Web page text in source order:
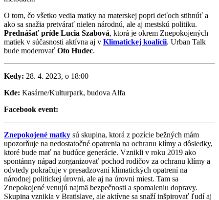
O tom, čo všetko vedia matky na materskej popri deťoch stihnúť a
ako sa snažia pretvárať nielen národnú, ale aj mestskú politiku.
Prednášať príde Lucia Szabová, ktorá je okrem Znepokojených
matiek v súčasnosti aktívna aj v Klimatickej koalícii. Urban Talk
bude moderovať Oto Hudec.
Kedy: 28. 4. 2023, o 18:00
Kde: Kasárne/Kulturpark, budova Alfa
Facebook event:
Znepokojené matky sú skupina, ktorá z pozície bežných mám
upozorňuje na nedostatočné opatrenia na ochranu klímy a dôsledky,
ktoré bude mať na budúce generácie. Vznikli v roku 2019 ako
spontánny nápad zorganizovať pochod rodičov za ochranu klímy a
odvtedy pokračuje v presadzovaní klimatických opatrení na
národnej politickej úrovni, ale aj na úrovni miest. Tam sa
Znepokojené venujú najmä bezpečnosti a spomaleniu dopravy.
Skupina vznikla v Bratislave, ale aktívne sa snaží inšpirovať ľudí aj